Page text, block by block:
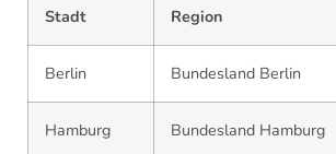
Stadt Region
Berlin Bundesland Berlin
Hamburg Bundesland Hamburg